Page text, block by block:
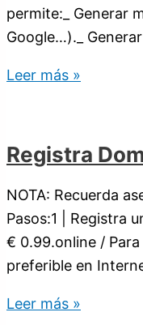
permite:_ Generar
Google…)._
Leer más »
Registra
NOTA: Recuerda
Pasos:1 | Registra
€ 0.99.online /
preferible en
Leer más »